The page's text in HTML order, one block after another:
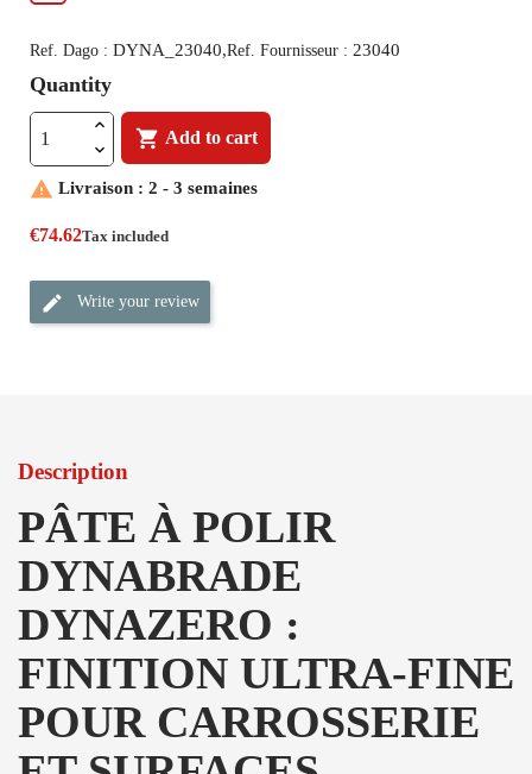
Ref. Dago : DYNA_23040,Ref. Fournisseur : 23040
Quantity
 Add to cart
 Livraison : 2 - 3 semaines
€74.62Tax included
Write your review
Description
PÂTE À POLIR
DYNABRADE
DYNAZERO :
FINITION ULTRA-FINE
POUR CARROSSERIE